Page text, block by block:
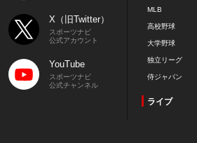
X（旧Twitter）
スポーツナビ
公式アカウント
YouTube
スポーツナビ
公式チャンネル
MLB
高校野球
大学野球
独立リーグ
侍ジャパン
ライブ